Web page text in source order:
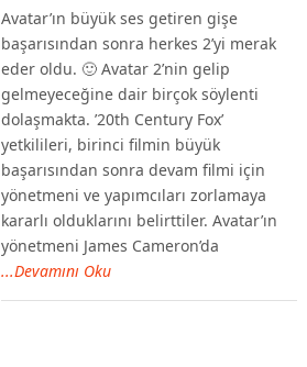
Avatar’ın büyük ses getiren gişe
başarısından sonra herkes 2’yi merak
eder oldu. 🙂 Avatar 2’nin gelip
gelmeyeceğine dair birçok söylenti
dolaşmakta. ’20th Century Fox’
yetkilileri, birinci filmin büyük
başarısından sonra devam filmi için
yönetmeni ve yapımcıları zorlamaya
kararlı olduklarını belirttiler. Avatar’ın
yönetmeni James Cameron’da
...Devamını Oku